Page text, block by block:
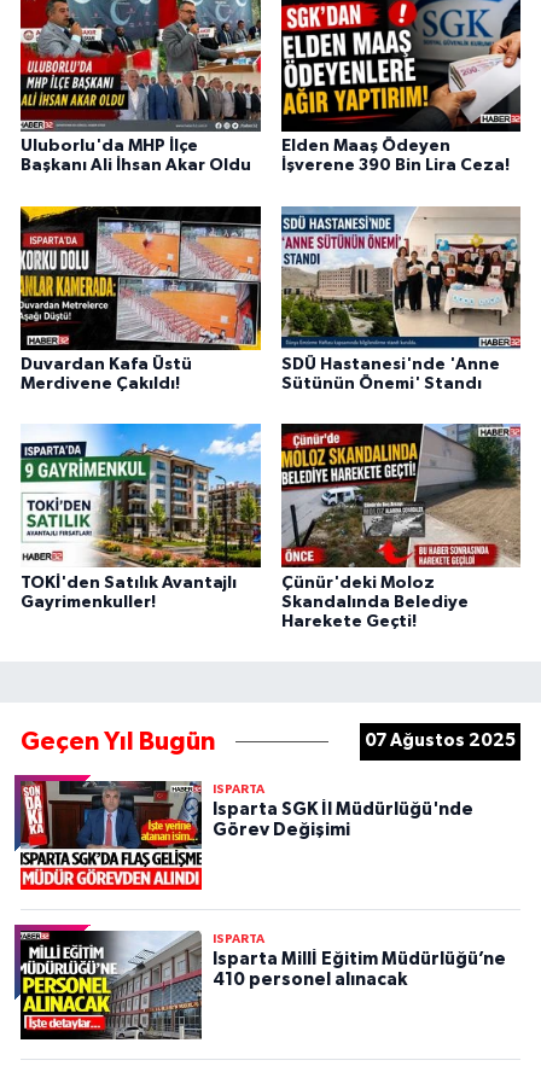
Uluborlu'da MHP İlçe
Başkanı Ali İhsan Akar Oldu
Elden Maaş Ödeyen
İşverene 390 Bin Lira Ceza!
Duvardan Kafa Üstü
Merdivene Çakıldı!
SDÜ Hastanesi'nde 'Anne
Sütünün Önemi' Standı
TOKİ'den Satılık Avantajlı
Gayrimenkuller!
Çünür'deki Moloz
Skandalında Belediye
Harekete Geçti!
Geçen Yıl Bugün 07 Ağustos 2025
ISPARTA
Isparta SGK İl Müdürlüğü'nde
Görev Değişimi
ISPARTA
Isparta Millİ Eğitim Müdürlüğü’ne
410 personel alınacak